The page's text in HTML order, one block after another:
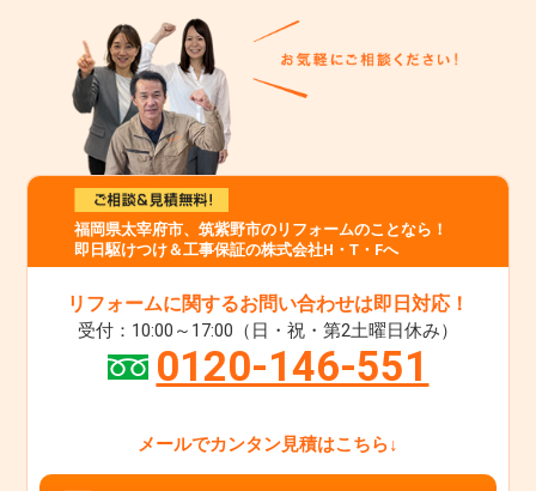
福岡県太宰府市、筑紫野市のリフォームのことなら！
即日駆けつけ＆工事保証の株式会社H・T・Fへ
リフォームに関するお問い合わせは即日対応！
受付：10:00～17:00（日・祝・第2土曜日休み）
0120-146-551
メールでカンタン見積はこちら↓